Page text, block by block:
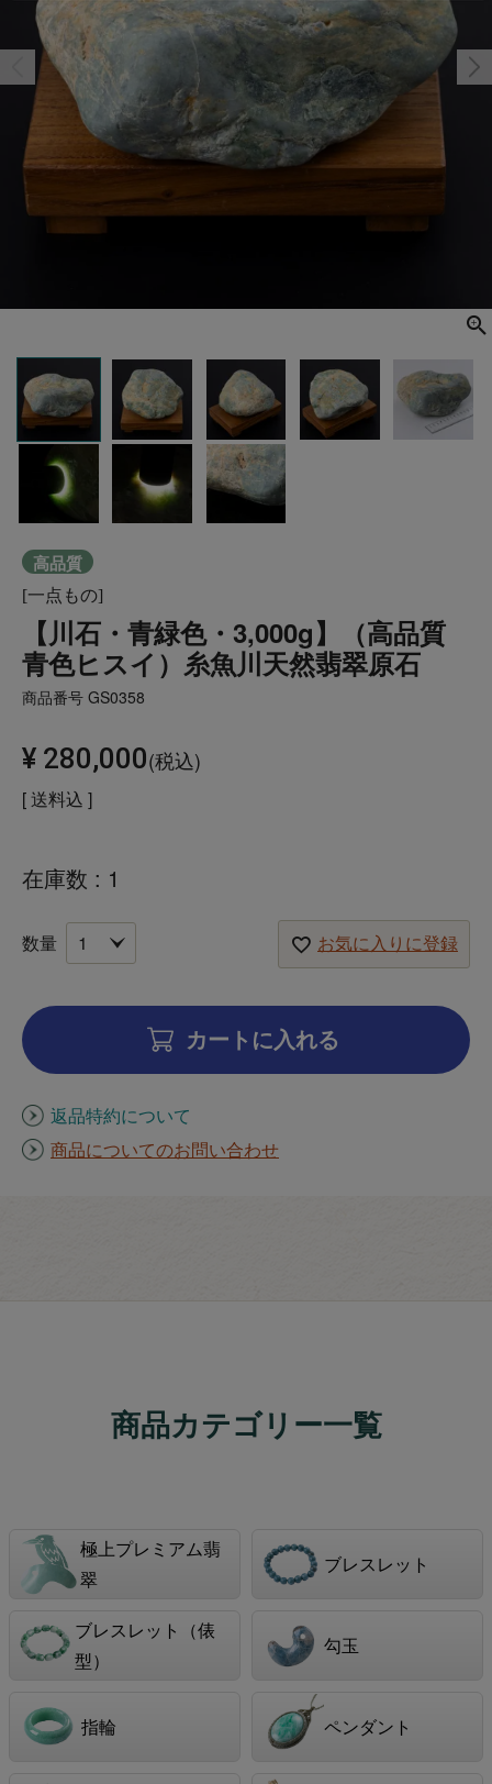
高品質
[一点もの]
【川石・青緑色・3,000g】（高品質
青色ヒスイ）糸魚川天然翡翠原石
商品番号 GS0358
¥ 280,000 税込
送料込
在庫数 1
お気に入りに登録
カートに入れる
返品特約について
商品についてのお問い合わせ
商品カテゴリー一覧
極上プレミアム翡
翠
ブレスレット
ブレスレット（俵
型）
勾玉
指輪 ペンダント